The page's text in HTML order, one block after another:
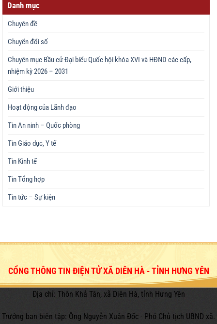
Danh mục
Chuyên đề
Chuyển đổi số
Chuyên mục Bầu cử Đại biểu Quốc hội khóa XVI và HĐND các cấp,
nhiệm kỳ 2026 – 2031
Giới thiệu
Hoạt động của Lãnh đạo
Tin An ninh – Quốc phòng
Tin Giáo dục, Y tế
Tin Kinh tế
Tin Tổng hợp
Tin tức – Sự kiện
CỔNG THÔNG TIN ĐIỆN TỬ XÃ DIÊN HÀ - TỈNH HƯNG YÊN
Địa chỉ: Thôn Khả Tân, xã Diên Hà, tỉnh Hưng Yên
Trưởng ban biên tập: Ông Nguyễn Xuân Đốc - Phó Chủ tịch UBND xã.